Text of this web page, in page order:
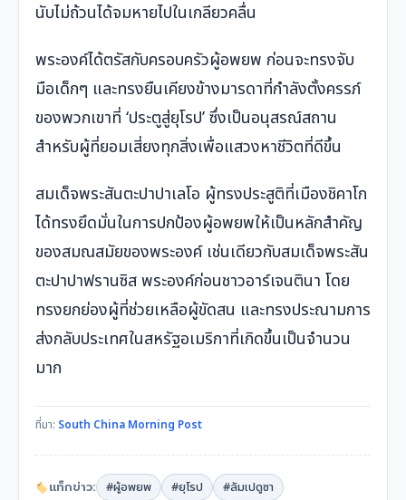
นับไม่ถ้วนได้จมหายไปในเกลียวคลื่น
พระองค์ได้ตรัสกับครอบครัวผู้อพยพ ก่อนจะทรงจับ
มือเด็กๆ และทรงยืนเคียงข้างมารดาที่กำลังตั้งครรภ์
ของพวกเขาที่ ‘ประตูสู่ยุโรป’ ซึ่งเป็นอนุสรณ์สถาน
สำหรับผู้ที่ยอมเสี่ยงทุกสิ่งเพื่อแสวงหาชีวิตที่ดีขึ้น
สมเด็จพระสันตะปาปาเลโอ ผู้ทรงประสูติที่เมืองชิคาโก
ได้ทรงยึดมั่นในการปกป้องผู้อพยพให้เป็นหลักสำคัญ
ของสมณสมัยของพระองค์ เช่นเดียวกับสมเด็จพระสัน
ตะปาปาฟรานซิส พระองค์ก่อนชาวอาร์เจนตินา โดย
ทรงยกย่องผู้ที่ช่วยเหลือผู้ขัดสน และทรงประณามการ
ส่งกลับประเทศในสหรัฐอเมริกาที่เกิดขึ้นเป็นจำนวน
มาก
ที่มา: South China Morning Post
แท็กข่าว: #ผู้อพยพ #ยุโรป
#ลัมเปดูซา